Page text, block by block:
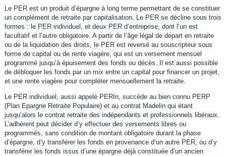
Le PER est un produit d’épargne à long terme permettant de se constituer
un complément de retraite par capitalisation. Le PER se décline sous trois
formes : le PER individuel, et deux PER d’entreprise, dont l’un est
facultatif et l’autre obligatoire. A partir de l’âge légal de départ en retraite
ou de la liquidation des droits, le PER est reversé au souscripteur sous
forme de capital ou de rente viagère, qui est un versement mensuel
programmé jusqu’à épuisement des fonds ou décès. Il est aussi possible
de débloquer les fonds par un mix entre un capital pour financer un projet,
et une rente viagère pour compléter mensuellement la retraite.
Le PER individuel, aussi appelé PERIn, succède au bien connu PERP
(Plan Epargne Retraite Populaire) et au contrat Madelin qui étant
jusqu’alors le contrat retraite des indépendants et professionnels libéraux.
L’adhérent peut décider d’y effectuer des versements libres ou
programmés, sans condition de montant obligatoire durant la phase
d’épargne, d’y transférer les fonds en provenance d’un autre PER, ou d’y
transférer les fonds issus d’une épargne déjà constituée d’un ancien